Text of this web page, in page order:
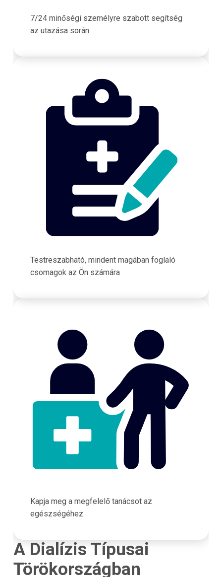
7/24 minőségi személyre szabott segítség
az utazása során
Testreszabható, mindent magában foglaló
csomagok az Ön számára
Kapja meg a megfelelő tanácsot az
egészségéhez
A Dialízis Típusai
Törökországban